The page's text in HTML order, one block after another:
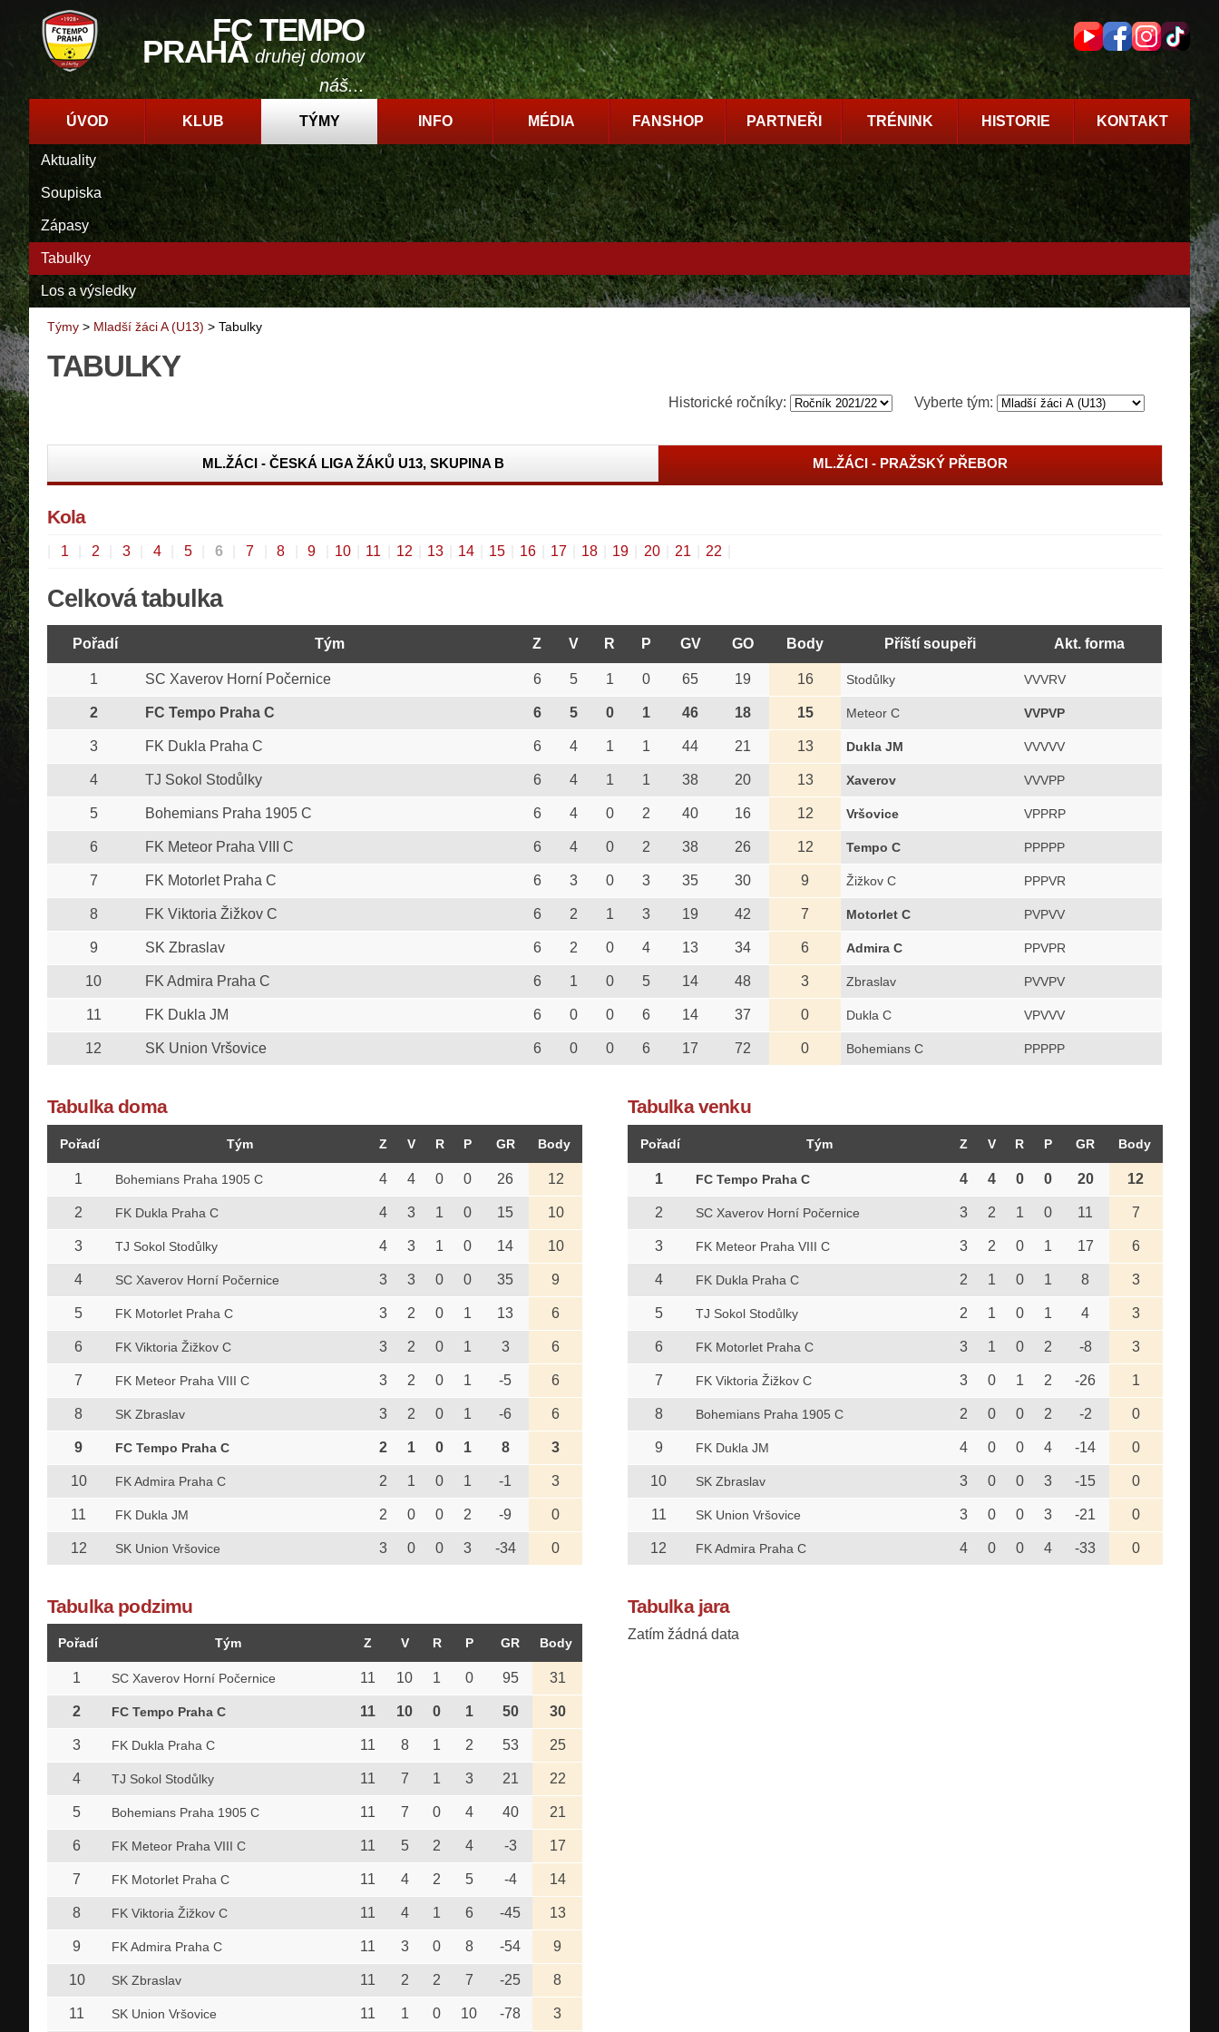
FC TEMPO
PRAHAdruhej domov
náš...
ÚVOD KLUB TÝMY INFO MÉDIA FANSHOP PARTNEŘI TRÉNINK HISTORIE KONTAKT
Aktuality
Soupiska
Zápasy
Tabulky
Los a výsledky
Týmy > Mladší žáci A (U13) > Tabulky
TABULKY
Historické ročníky: Vyberte tým:
ML.ŽÁCI - ČESKÁ LIGA ŽÁKŮ U13, SKUPINA B ML.ŽÁCI - PRAŽSKÝ PŘEBOR
Kola
1 2 3 4 5 6 7 8 9 10 11 12 13 14 15 16 17 18 19 20 21 22
Celková tabulka
Pořadí Tým Z V R P GV GO Body Příští soupeři Akt. forma
1 SC Xaverov Horní Počernice 6 5 1 0 65 19 16 Stodůlky VVVRV
2 FC Tempo Praha C 6 5 0 1 46 18 15 Meteor C VVPVP
3 FK Dukla Praha C 6 4 1 1 44 21 13 Dukla JM VVVVV
4 TJ Sokol Stodůlky 6 4 1 1 38 20 13 Xaverov VVVPP
5 Bohemians Praha 1905 C 6 4 0 2 40 16 12 Vršovice VPPRP
6 FK Meteor Praha VIII C 6 4 0 2 38 26 12 Tempo C PPPPP
7 FK Motorlet Praha C 6 3 0 3 35 30 9 Žižkov C PPPVR
8 FK Viktoria Žižkov C 6 2 1 3 19 42 7 Motorlet C PVPVV
9 SK Zbraslav 6 2 0 4 13 34 6 Admira C PPVPR
10 FK Admira Praha C 6 1 0 5 14 48 3 Zbraslav PVVPV
11 FK Dukla JM 6 0 0 6 14 37 0 Dukla C VPVVV
12 SK Union Vršovice 6 0 0 6 17 72 0 Bohemians C PPPPP
Tabulka doma
Pořadí Tým Z V R P GR Body
1 Bohemians Praha 1905 C 4 4 0 0 26 12
2 FK Dukla Praha C 4 3 1 0 15 10
3 TJ Sokol Stodůlky 4 3 1 0 14 10
4 SC Xaverov Horní Počernice 3 3 0 0 35 9
5 FK Motorlet Praha C 3 2 0 1 13 6
6 FK Viktoria Žižkov C 3 2 0 1 3 6
7 FK Meteor Praha VIII C 3 2 0 1 -5 6
8 SK Zbraslav 3 2 0 1 -6 6
9 FC Tempo Praha C 2 1 0 1 8 3
10 FK Admira Praha C 2 1 0 1 -1 3
11 FK Dukla JM 2 0 0 2 -9 0
12 SK Union Vršovice 3 0 0 3 -34 0
Tabulka venku
Pořadí Tým Z V R P GR Body
1 FC Tempo Praha C 4 4 0 0 20 12
2 SC Xaverov Horní Počernice 3 2 1 0 11 7
3 FK Meteor Praha VIII C 3 2 0 1 17 6
4 FK Dukla Praha C 2 1 0 1 8 3
5 TJ Sokol Stodůlky 2 1 0 1 4 3
6 FK Motorlet Praha C 3 1 0 2 -8 3
7 FK Viktoria Žižkov C 3 0 1 2 -26 1
8 Bohemians Praha 1905 C 2 0 0 2 -2 0
9 FK Dukla JM 4 0 0 4 -14 0
10 SK Zbraslav 3 0 0 3 -15 0
11 SK Union Vršovice 3 0 0 3 -21 0
12 FK Admira Praha C 4 0 0 4 -33 0
Tabulka podzimu
Pořadí Tým Z V R P GR Body
1 SC Xaverov Horní Počernice 11 10 1 0 95 31
2 FC Tempo Praha C 11 10 0 1 50 30
3 FK Dukla Praha C 11 8 1 2 53 25
4 TJ Sokol Stodůlky 11 7 1 3 21 22
5 Bohemians Praha 1905 C 11 7 0 4 40 21
6 FK Meteor Praha VIII C 11 5 2 4 -3 17
7 FK Motorlet Praha C 11 4 2 5 -4 14
8 FK Viktoria Žižkov C 11 4 1 6 -45 13
9 FK Admira Praha C 11 3 0 8 -54 9
10 SK Zbraslav 11 2 2 7 -25 8
11 SK Union Vršovice 11 1 0 10 -78 3
Tabulka jara
Zatím žádná data